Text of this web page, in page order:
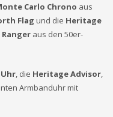
Carlo Chrono aus
Flag und die Heritage
Ranger aus den 50er-
, die Heritage Advisor
Armbanduhr mit